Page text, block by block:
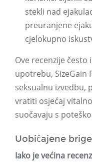
stekli nad
preuranjene
cjelokupno
Ove recenzije često
upotrebu, SizeGain
seksualnu izvedbu,
vratiti osjećaj
suočavaju s
Uobičajene brige
Iako je većina